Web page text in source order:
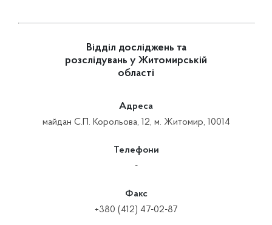
Відділ досліджень та
розслідувань у Житомирській
області
Адреса
майдан С.П. Корольова, 12, м. Житомир, 10014
Телефони
-
Факс
+380 (412) 47-02-87